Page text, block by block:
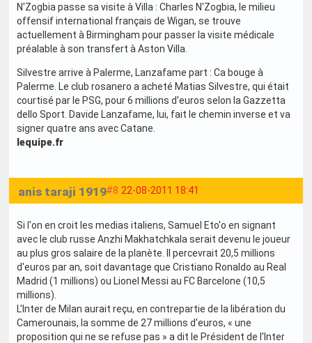
N'Zogbia passe sa visite à Villa : Charles N'Zogbia, le milieu
offensif international français de Wigan, se trouve
actuellement à Birmingham pour passer la visite médicale
préalable à son transfert à Aston Villa.
Silvestre arrive à Palerme, Lanzafame part : Ca bouge à
Palerme. Le club rosanero a acheté Matias Silvestre, qui était
courtisé par le PSG, pour 6 millions d'euros selon la Gazzetta
dello Sport. Davide Lanzafame, lui, fait le chemin inverse et va
signer quatre ans avec Catane.
lequipe.fr
#8 22-08-2011 18:41
anis taraji 1919
Si l'on en croit les medias italiens, Samuel Eto'o en signant
avec le club russe Anzhi Makhatchkala serait devenu le joueur
au plus gros salaire de la planète. Il percevrait 20,5 millions
d'euros par an, soit davantage que Cristiano Ronaldo au Real
Madrid (1 millions) ou Lionel Messi au FC Barcelone (10,5
millions).
L'Inter de Milan aurait reçu, en contrepartie de la libération du
Camerounais, la somme de 27 millions d'euros, « une
proposition qui ne se refuse pas » a dit le Président de l'Inter